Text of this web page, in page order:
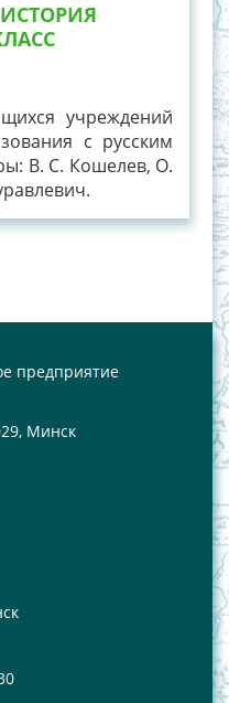
учреждений
с русским
В. С. Кошелев, О.
предприятие
Минск